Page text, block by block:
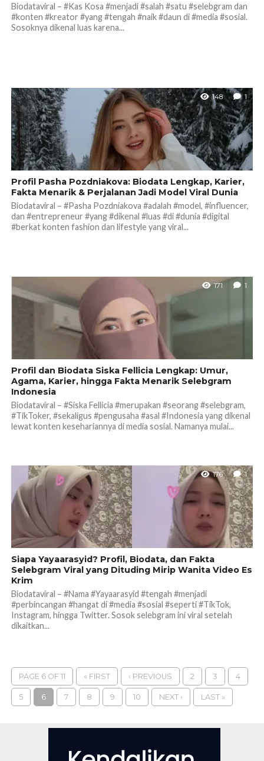
Biodataviral – #Kas Kosa #menjadi #salah #satu #selebgram dan
#konten #kreator #yang #tengah #naik #daun di #media #sosial.
Sosoknya dikenal luas karena...
148 1
Profil Pasha Pozdniakova: Biodata Lengkap, Karier,
Fakta Menarik & Perjalanan Jadi Model Viral Dunia
Biodataviral – #Pasha Pozdniakova #adalah #model, #influencer,
dan #entrepreneur #yang #dikenal #luas #di #dunia #digital
#berkat konten fashion dan lifestyle yang viral...
171 1
Profil dan Biodata Siska Fellicia Lengkap: Umur,
Agama, Karier, hingga Fakta Menarik Selebgram
Indonesia
Biodataviral – #Siska Fellicia #merupakan #seorang #selebgram,
#TikToker, #sekaligus #pengusaha #asal #Indonesia yang dikenal
lewat konten kesehariannya di media sosial. Namanya mulai...
176 1
Siapa Yayaarasyid? Profil, Biodata, dan Fakta
Selebgram Viral yang Dituding Mirip Wanita Video Es
Krim
Biodataviral – #Nama #Yayaarasyid #tengah #menjadi
#perbincangan #hangat di #media #sosial #seperti #TikTok,
Instagram, hingga Twitter. Sosok selebgram ini viral setelah
dikaitkan...
PAGE 6 OF 11 « FIRST ‹ PREVIOUS 2 3 4
5 6 7 8 9 10 NEXT › LAST »